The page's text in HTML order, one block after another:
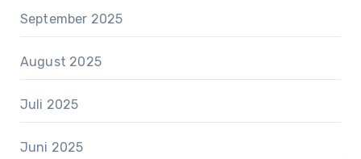
September 2025
August 2025
Juli 2025
Juni 2025